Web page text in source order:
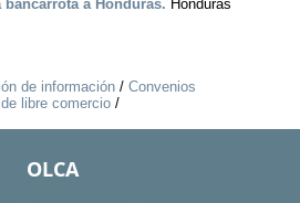
a Honduras. Honduras
de información / Convenios
libre comercio /
OLCA